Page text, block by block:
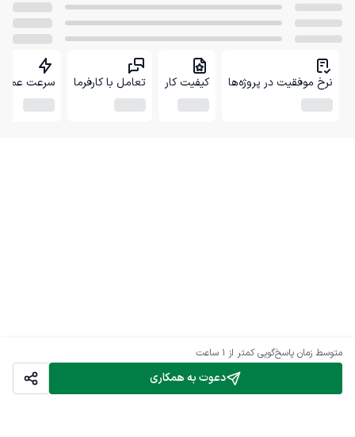
دعوت به همکاری
متوسط زمان پاسخ‌گویی کمتر از 1 ساعت
نرخ موفقیت در پروژه‌ها کیفیت کار تعامل با کارفرما سرعت عمل